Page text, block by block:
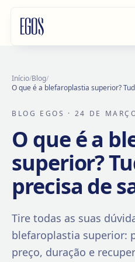
Início/Blog/
O que é a blefaroplastia superior?
BLOG EGOS · 24 DE
O que é a
superior?
precisa de
Tire todas as suas
blefaroplastia superior:
preço, duração e